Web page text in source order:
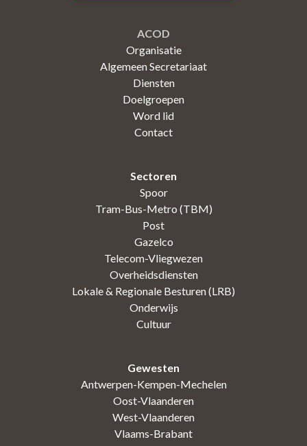
ACOD
Organisatie
Algemeen Secretariaat
Diensten
Doelgroepen
Word lid
Contact
Sectoren
Spoor
Tram-Bus-Metro (TBM)
Post
Gazelco
Telecom-Vliegwezen
Overheidsdiensten
Lokale & Regionale Besturen (LRB)
Onderwijs
Cultuur
Gewesten
Antwerpen-Kempen-Mechelen
Oost-Vlaanderen
West-Vlaanderen
Vlaams-Brabant